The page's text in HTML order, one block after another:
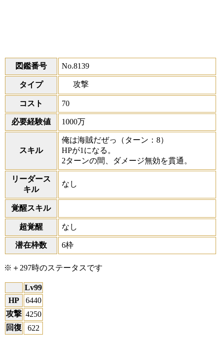
図鑑番号 No.8139
タイプ 攻撃
コスト 70
必要経験値 1000万
スキル
俺は海賊だぜっ
（ターン：8）
HPが1になる。
2ターンの間、ダメージ無効を貫通。
リーダース
キル
なし
覚醒スキル
超覚醒 なし
潜在枠数 6枠
※＋297時のステータスです
Lv99
HP
6440
攻撃 4250
回復
622